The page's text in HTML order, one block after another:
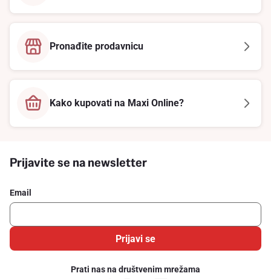
Pronađite prodavnicu
Kako kupovati na Maxi Online?
Prijavite se na newsletter
Email
Prijavi se
Prati nas na društvenim mrežama